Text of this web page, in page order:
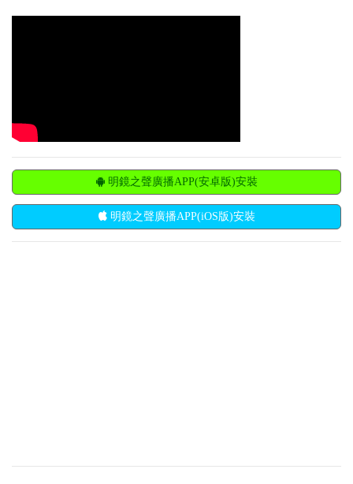
明鏡之聲廣播APP(安卓版)安裝
明鏡之聲廣播APP(iOS版)安裝